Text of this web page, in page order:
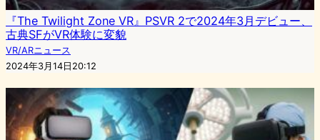
『The Twilight Zone VR』PSVR 2で2024年3月デビュー、
古典SFがVR体験に変貌
VR/ARニュース
2024年3月14日20:12